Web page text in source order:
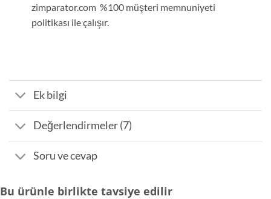
zimparator.com %100 müşteri memnuniyeti
politikası ile çalışır.
Ek bilgi
Değerlendirmeler (7)
Soru ve cevap
Bu ürünle birlikte tavsiye edilir